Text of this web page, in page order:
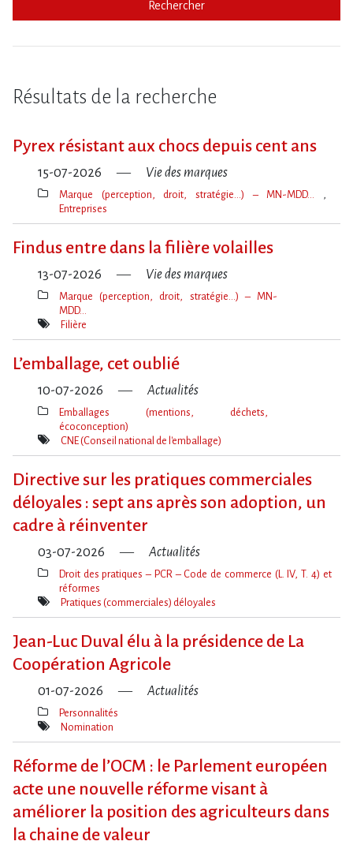
Rechercher
Résultats de la recherche
Pyrex résistant aux chocs depuis cent ans
15-07-2026 Vie des marques
Thèmes(s)
Marque (perception, droit, stratégie…) – MN-MDD…
Entreprises
Findus entre dans la filière volailles
13-07-2026 Vie des marques
Thèmes(s)
Marque (perception, droit, stratégie…) – MN-
MDD…
Mot(s)-
Filière
L​‌’emballage, cet oublié
10-07-2026 Actualités
Thèmes(s)
Emballages (mentions, déchets,
écoconception)
Mot(s)-
CNE (Conseil national de l'emballage)
Directive sur les pratiques commerciales
déloyales : sept ans après son adoption, un
cadre à réinventer
03-07-2026 Actualités
Thèmes(s)
Droit des pratiques – PCR – Code de commerce (L. IV, T. 4) et
réformes
Mot(s)-
Pratiques (commerciales) déloyales
Jean-Luc Duval élu à la présidence de La
Coopération Agricole
01-07-2026 Actualités
Thèmes(s)
Personnalités
Mot(s)-
Nomination
Réforme de l​‌’OCM : le Parlement européen
acte une nouvelle réforme visant à
améliorer la position des agriculteurs dans
la chaine de valeur